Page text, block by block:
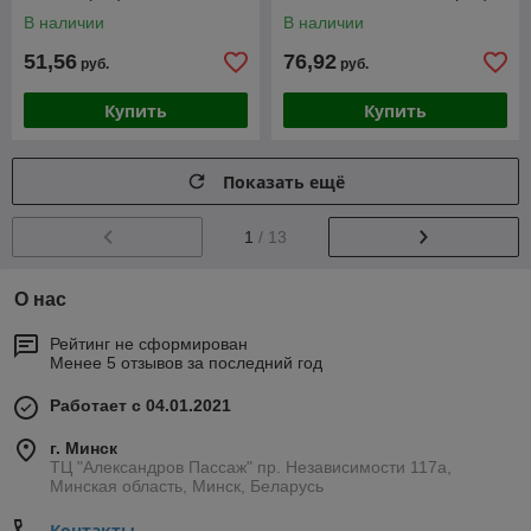
В наличии
51,56 руб.
Купить
В наличии
76,92 руб.
Купить
Показать ещё
1 / 13
О нас
Рейтинг не сформирован
Менее 5 отзывов за последний год
Работает с 04.01.2021
г. Минск
ТЦ "Александров Пассаж" пр. Независимости 117а,
Минская область, Минск, Беларусь